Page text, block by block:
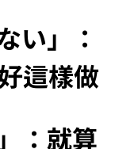
い」：
這樣做
：就算